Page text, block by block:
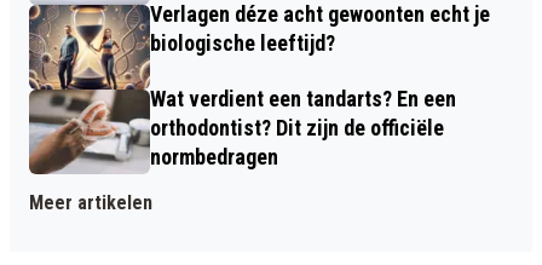
Verlagen déze acht gewoonten echt je
biologische leeftijd?
Wat verdient een tandarts? En een
orthodontist? Dit zijn de officiële
normbedragen
Meer artikelen